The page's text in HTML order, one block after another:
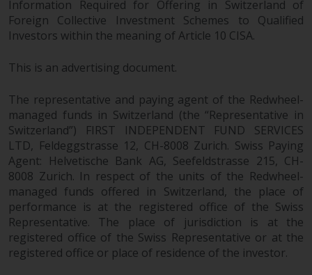
Information Required for Offering in Switzerland of
Foreign Collective Investment Schemes to Qualified
Investors within the meaning of Article 10 CISA.
This is an advertising document.
The representative and paying agent of the Redwheel-
managed funds in Switzerland (the “Representative in
Switzerland”) FIRST INDEPENDENT FUND SERVICES
LTD, Feldeggstrasse 12, CH-8008 Zurich. Swiss Paying
Agent: Helvetische Bank AG, Seefeldstrasse 215, CH-
8008 Zurich. In respect of the units of the Redwheel-
managed funds offered in Switzerland, the place of
performance is at the registered office of the Swiss
Representative. The place of jurisdiction is at the
registered office of the Swiss Representative or at the
registered office or place of residence of the investor.